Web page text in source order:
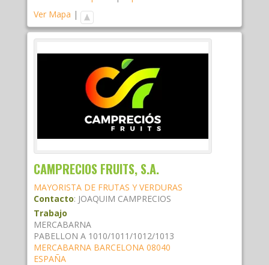
Ver Mapa |
CAMPRECIOS FRUITS, S.A.
MAYORISTA DE FRUTAS Y VERDURAS
Contacto: JOAQUIM CAMPRECIOS
Trabajo
MERCABARNA
PABELLON A 1010/1011/1012/1013
MERCABARNA BARCELONA 08040
ESPAÑA